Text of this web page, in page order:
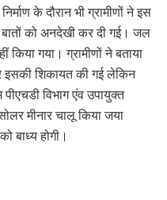
के दौरान भी ग्रामीणों ने इस
बातों को अनदेखी कर दी गई। जल
किया गया। ग्रामीणों ने बताया
इसकी शिकायत की गई लेकिन
विभाग एंव उपायुक्त
मीनार चालू किया जया
बाध्य होगी।